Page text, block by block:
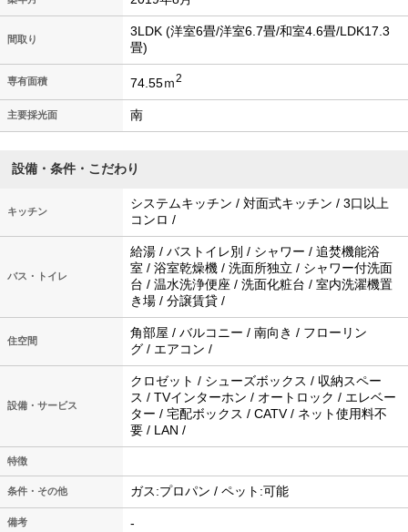
間取り
3LDK (洋室6畳/洋室6.7畳/和室4.6畳/LDK17.3
畳)
専有面積 74.55ｍ2
主要採光面 南
設備・条件・こだわり
キッチン
システムキッチン / 対面式キッチン / 3口以上
コンロ /
バス・トイレ
給湯 / バストイレ別 / シャワー / 追焚機能浴
室 / 浴室乾燥機 / 洗面所独立 / シャワー付洗面
台 / 温水洗浄便座 / 洗面化粧台 / 室内洗濯機置
き場 / 分譲賃貸 /
住空間
角部屋 / バルコニー / 南向き / フローリン
グ / エアコン /
設備・サービス
クロゼット / シューズボックス / 収納スペー
ス / TVインターホン / オートロック / エレベー
ター / 宅配ボックス / CATV / ネット使用料不
要 / LAN /
特徴
条件・その他 ガス:プロパン / ペット:可能
備考 -